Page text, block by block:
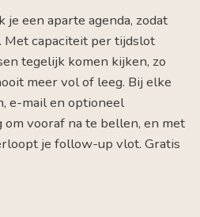
je een aparte agenda, zodat
capaciteit per tijdslot
tegelijk komen kijken, zo
meer vol of leeg. Bij elke
e-mail en optioneel
vooraf na te bellen, en met
je follow-up vlot. Gratis